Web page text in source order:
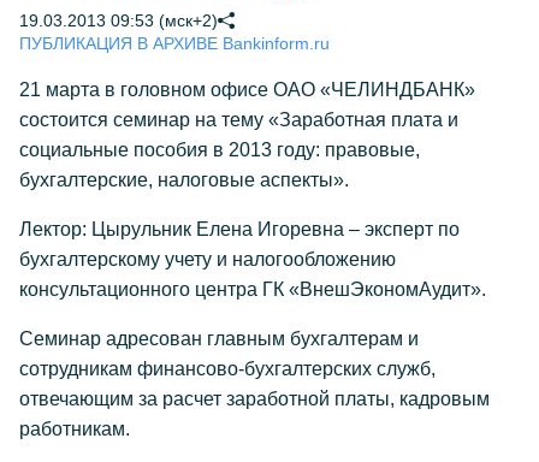
19.03.2013 09:53 (мск+2)
ПУБЛИКАЦИЯ В АРХИВЕ Bankinform.ru
21 марта в головном офисе ОАО «ЧЕЛИНДБАНК»
состоится семинар на тему «Заработная плата и
социальные пособия в 2013 году: правовые,
бухгалтерские, налоговые аспекты».
Лектор: Цырульник Елена Игоревна – эксперт по
бухгалтерскому учету и налогообложению
консультационного центра ГК «ВнешЭкономАудит».
Семинар адресован главным бухгалтерам и
сотрудникам финансово-бухгалтерских служб,
отвечающим за расчет заработной платы, кадровым
работникам.